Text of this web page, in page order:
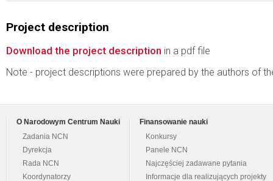
Project description
Download the project description in a pdf file
Note - project descriptions were prepared by the authors of
O Narodowym Centrum Nauki
Zadania NCN
Dyrekcja
Rada NCN
Koordynatorzy
Finansowanie nauki
Konkursy
Panele NCN
Najczęściej zadawane pytania
Informacje dla realizujących projekty